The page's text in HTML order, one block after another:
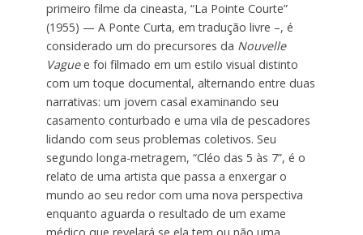
primeiro filme da cineasta, “La Pointe Courte”
(1955) — A Ponte Curta, em tradução livre –, é
considerado um do precursores da Nouvelle
Vaguee foi filmado em um estilo visual distinto
com um toque documental, alternando entre duas
narrativas: um jovem casal examinando seu
casamento conturbado e uma vila de pescadores
lidando com seus problemas coletivos. Seu
segundo longa-metragem, “Cléo das 5 às 7”, é o
relato de uma artista que passa a enxergar o
mundo ao seu redor com uma nova perspectiva
enquanto aguarda o resultado de um exame
médico que revelará se ela tem ou não uma